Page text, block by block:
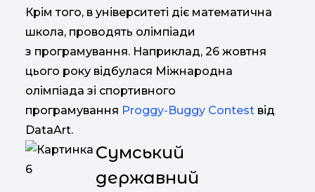
Крім того, в університеті діє математична
школа, проводять олімпіади
з програмування. Наприклад, 26 жовтня
цього року відбулася Міжнародна
олімпіада зі спортивного
програмування Proggy-Buggy Contest від
DataArt.
Сумський
державний